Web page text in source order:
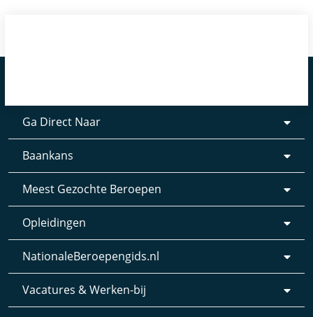
Ga Direct Naar
Baankans
Meest Gezochte Beroepen
Opleidingen
NationaleBeroepengids.nl
Vacatures & Werken-bij